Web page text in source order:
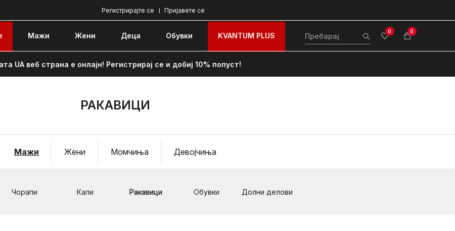
Пријавете се
Регистрирајте се
Мажи Жени Децa Обувки KVANTUM PLUS 0 0
UA веб страна е онлајн! Регистрирај се и добиј 10% попуст!
РАКАВИЦИ
Девојчиња
Момчиња
Жени
Мажи
Чорапи Капи Ракавици Обувки Долни делови